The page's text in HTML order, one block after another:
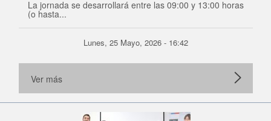
La jornada se desarrollará entre las 09:00 y 13:00 horas
(o hasta...
Lunes, 25 Mayo, 2026 - 16:42
Ver más